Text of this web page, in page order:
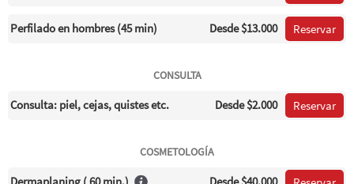
Perfilado en hombres (45 min) Desde$13.000 Reservar
CONSULTA
Consulta: piel, cejas, quistes etc. Desde$2.000 Reservar
COSMETOLOGÍA